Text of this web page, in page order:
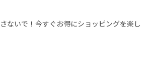
ないで！今すぐお得にショッピングを楽し